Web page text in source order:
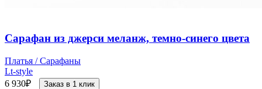
Сарафан из джерси меланж, темно-синего цвета
Платья / Сарафаны
Lt-style
6 930₽ Заказ в 1 клик